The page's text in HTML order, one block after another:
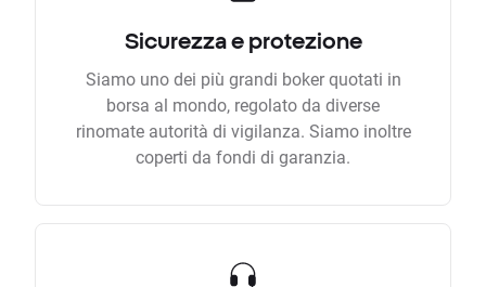
Sicurezza e protezione
Siamo uno dei più grandi boker quotati in
borsa al mondo, regolato da diverse
rinomate autorità di vigilanza. Siamo inoltre
coperti da fondi di garanzia.